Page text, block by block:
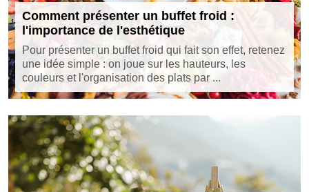
Comment présenter un buffet froid :
l'importance de l'esthétique
Pour présenter un buffet froid qui fait son effet, retenez
une idée simple : on joue sur les hauteurs, les
couleurs et l'organisation des plats par ...